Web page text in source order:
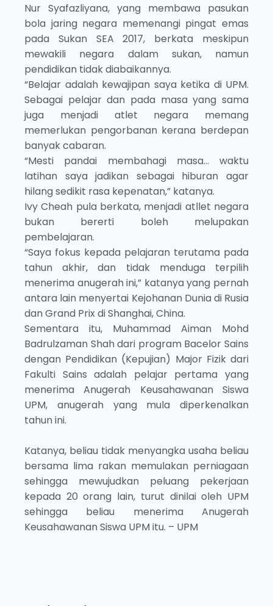
Nur Syafazliyana, yang membawa pasukan
bola jaring negara memenangi pingat emas
pada Sukan SEA 2017, berkata meskipun
mewakili negara dalam sukan, namun
pendidikan tidak diabaikannya.
“Belajar adalah kewajipan saya ketika di UPM.
Sebagai pelajar dan pada masa yang sama
juga menjadi atlet negara memang
memerlukan pengorbanan kerana berdepan
banyak cabaran.
“Mesti pandai membahagi masa… waktu
latihan saya jadikan sebagai hiburan agar
hilang sedikit rasa kepenatan,” katanya.
Ivy Cheah pula berkata, menjadi atllet negara
bukan bererti boleh melupakan
pembelajaran.
“Saya fokus kepada pelajaran terutama pada
tahun akhir, dan tidak menduga terpilih
menerima anugerah ini,” katanya yang pernah
antara lain menyertai Kejohanan Dunia di Rusia
dan Grand Prix di Shanghai, China.
Sementara itu, Muhammad Aiman Mohd
Badrulzaman Shah dari program Bacelor Sains
dengan Pendidikan (Kepujian) Major Fizik dari
Fakulti Sains adalah pelajar pertama yang
menerima Anugerah Keusahawanan Siswa
UPM, anugerah yang mula diperkenalkan
tahun ini.
Katanya, beliau tidak menyangka usaha beliau
bersama lima rakan memulakan perniagaan
sehingga mewujudkan peluang pekerjaan
kepada 20 orang lain, turut dinilai oleh UPM
sehingga beliau menerima Anugerah
Keusahawanan Siswa UPM itu. – UPM